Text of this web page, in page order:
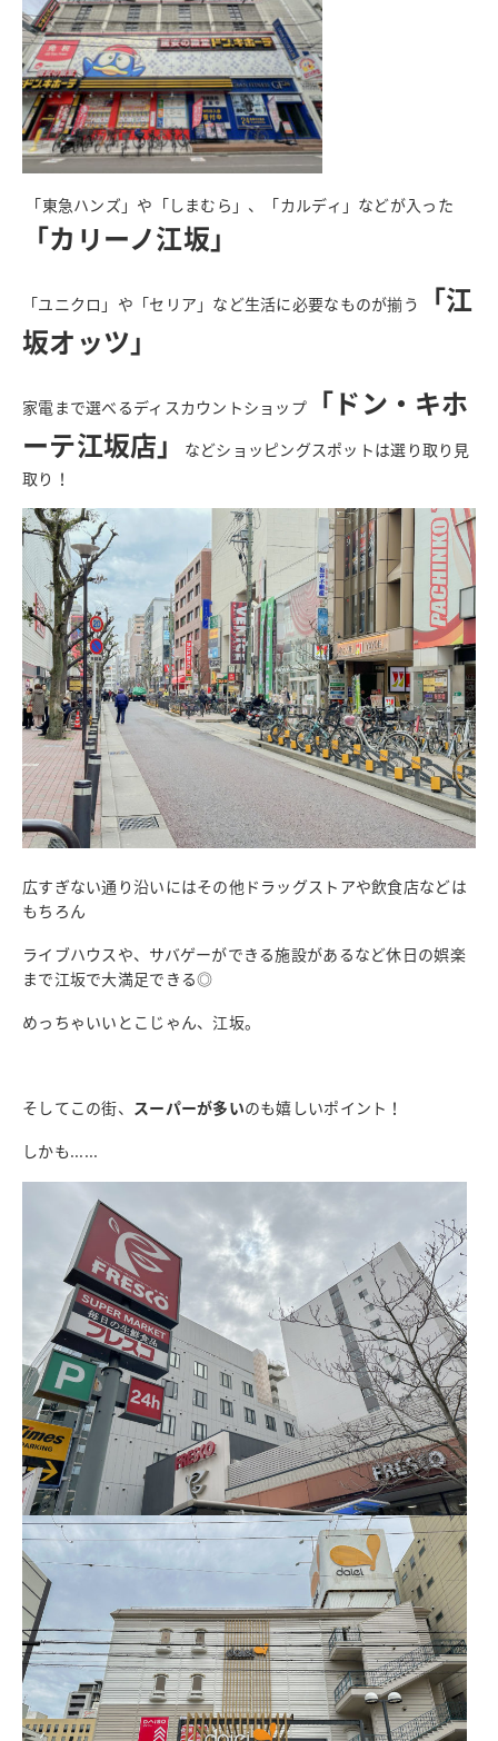
「東急ハンズ」や「しまむら」、「カルディ」などが入った
「カリーノ江坂」
「ユニクロ」や「セリア」など生活に必要なものが揃う
「江
坂オッツ」
家電まで選べるディスカウントショップ
「ドン・キホ
ーテ江坂店」
などショッピングスポットは選り取り見
取り！
広すぎない通り沿いにはその他ドラッグストアや飲食店などは
もちろん
ライブハウスや、サバゲーができる施設があるなど休日の娯楽
まで江坂で大満足できる◎
めっちゃいいとこじゃん、江坂。
そしてこの街、 スーパーが多いのも嬉しいポイント！
しかも......